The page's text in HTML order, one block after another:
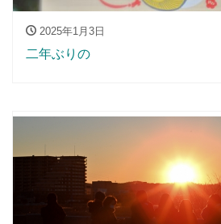
2025年1月3日
二年ぶりの